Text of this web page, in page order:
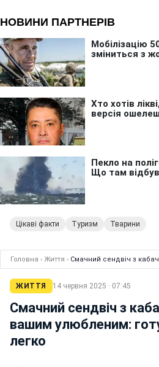
Цікаві факти Туризм Тварини
Головна › Життя › Смачний сендвіч з
ЖИТТЯ 14 червня 2025 · 07:45
Смачний сендвіч з
вашим улюбленим:
легко